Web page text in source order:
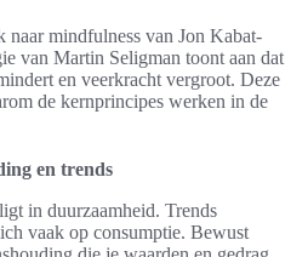
naar mindfulness van Jon Kabat-
van Martin Seligman toont aan dat
en veerkracht vergroot. Deze
de kernprincipes werken in de
en trends
in duurzaamheid. Trends
vaak op consumptie. Bewust